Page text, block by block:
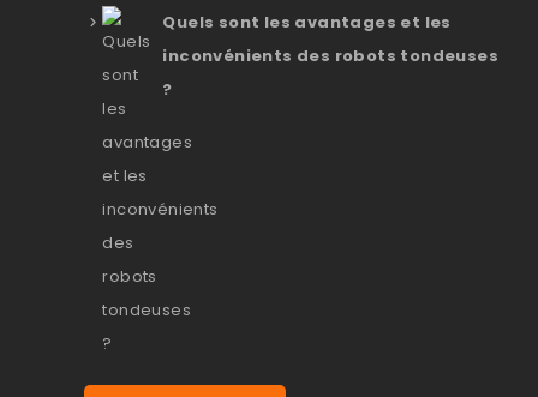
Quels sont les avantages et les
inconvénients des robots tondeuses
?